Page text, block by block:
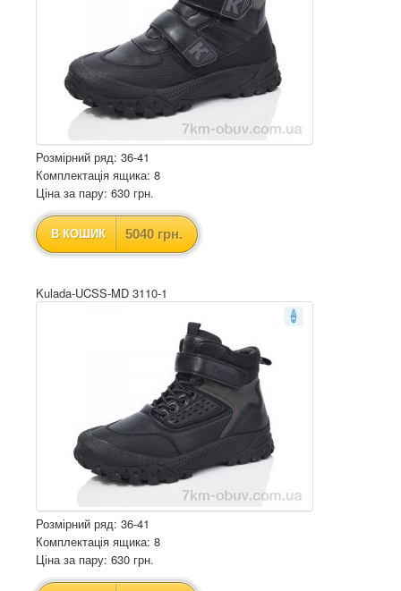
Розмірний ряд: 36-41
Комплектація ящика: 8
Ціна за пару: 630 грн.
В КОШИК 5040 грн.
Kulada-UCSS-MD 3110-1
Розмірний ряд: 36-41
Комплектація ящика: 8
Ціна за пару: 630 грн.